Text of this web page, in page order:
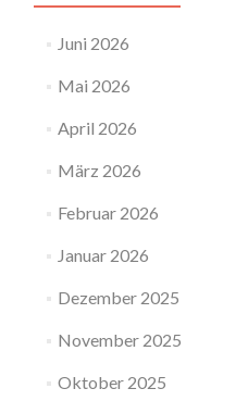
Juni 2026
Mai 2026
April 2026
März 2026
Februar 2026
Januar 2026
Dezember 2025
November 2025
Oktober 2025